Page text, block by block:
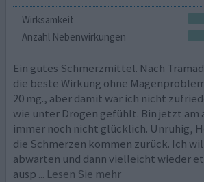
Wirksamkeit
Anzahl Nebenwirkungen
Ein gutes Schmerzmittel. Nach
die beste Wirkung ohne
20 mg., aber damit war ich nicht
wie unter Drogen gefühlt. Bin jetzt am
immer noch nicht glücklich. Unruhig,
die Schmerzen kommen zurück. Ich
abwarten und dann vielleicht wieder
ausp ... Lesen Sie mehr